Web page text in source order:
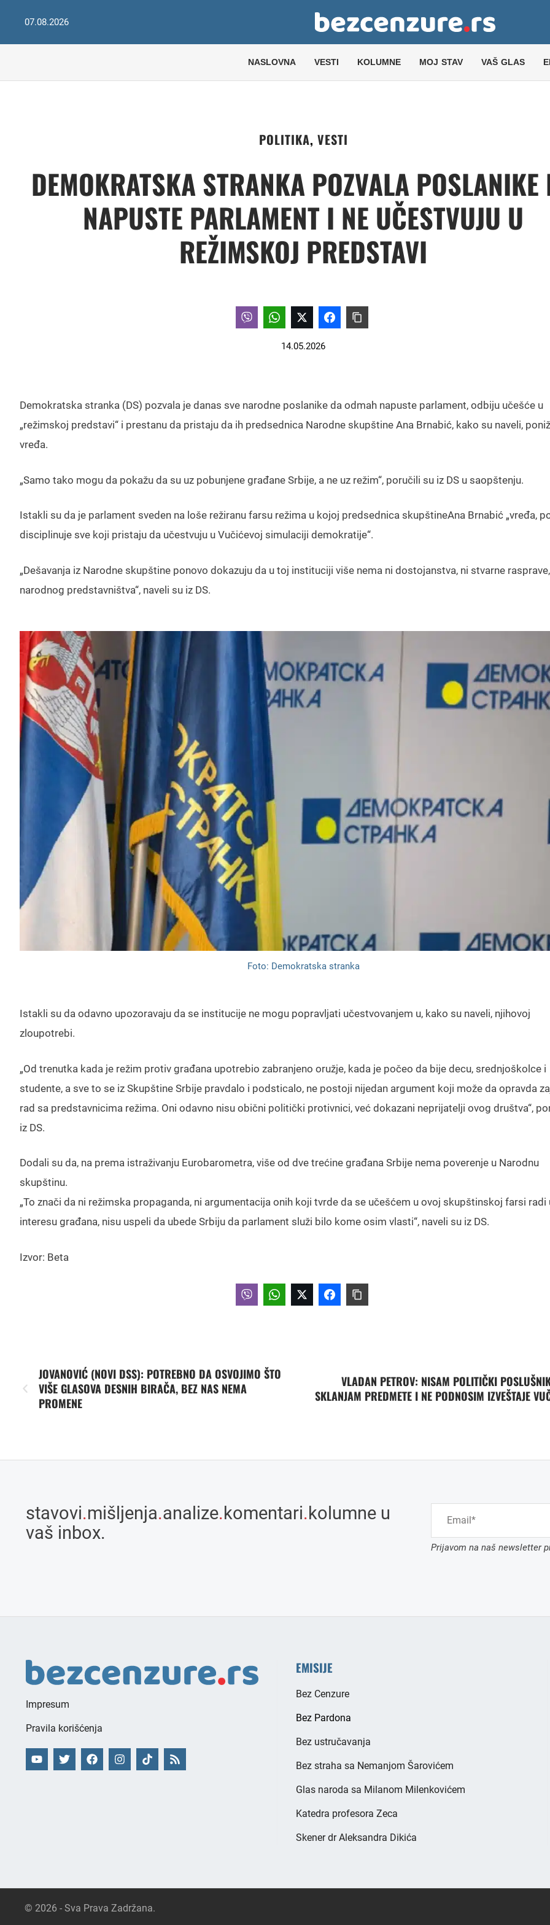
07.08.2026
NASLOVNA VESTI KOLUMNE MOJ STAV VAŠ GLAS
POLITIKA, VESTI
DEMOKRATSKA STRANKA POZVALA POSLANIKE
NAPUSTE PARLAMENT I NE UČESTVUJU U
REŽIMSKOJ PREDSTAVI
14.05.2026
Demokratska stranka (DS) pozvala je danas sve narodne poslanike da odmah napuste parlament, odbiju učešće u
„režimskoj predstavi“ i prestanu da pristaju da ih predsednica Narodne skupštine Ana Brnabić, kako su naveli,
vređa.
„Samo tako mogu da pokažu da su uz pobunjene građane Srbije, a ne uz režim“, poručili su iz DS u saopštenju.
Istakli su da je parlament sveden na loše režiranu farsu režima u kojoj predsednica skupštineAna Brnabić „vređa,
disciplinuje sve koji pristaju da učestvuju u Vučićevoj simulaciji demokratije“.
„Dešavanja iz Narodne skupštine ponovo dokazuju da u toj instituciji više nema ni dostojanstva, ni stvarne
narodnog predstavništva“, naveli su iz DS.
Foto: Demokratska stranka
Istakli su da odavno upozoravaju da se institucije ne mogu popravljati učestvovanjem u, kako su naveli, njihovoj
zloupotrebi.
„Od trenutka kada je režim protiv građana upotrebio zabranjeno oružje, kada je počeo da bije decu, srednjoškolce i
studente, a sve to se iz Skupštine Srbije pravdalo i podsticalo, ne postoji nijedan argument koji može da opravda
rad sa predstavnicima režima. Oni odavno nisu obični politički protivnici, već dokazani neprijatelji ovog društva“,
iz DS.
Dodali su da, na prema istraživanju Eurobarometra, više od dve trećine građana Srbije nema poverenje u Narodnu
skupštinu.
„To znači da ni režimska propaganda, ni argumentacija onih koji tvrde da se učešćem u ovoj skupštinskoj farsi radi
interesu građana, nisu uspeli da ubede Srbiju da parlament služi bilo kome osim vlasti“, naveli su iz DS.
Izvor: Beta
JOVANOVIĆ (NOVI DSS): POTREBNO DA OSVOJIMO ŠTO
VIŠE GLASOVA DESNIH BIRAČA, BEZ NAS NEMA
PROMENE
VLADAN PETROV: NISAM POLITIČKI
SKLANJAM PREDMETE I NE PODNOSIM IZVEŠTAJE
stavovi.mišljenja.analize.komentari.kolumne u
vaš inbox.
Prijavom na naš newsletter
Impresum
Pravila korišćenja
EMISIJE
Bez Cenzure
Bez Pardona
Bez ustručavanja
Bez straha sa Nemanjom Šarovićem
Glas naroda sa Milanom Milenkovićem
Katedra profesora Zeca
Skener dr Aleksandra Dikića
© 2026 - Sva Prava Zadržana.